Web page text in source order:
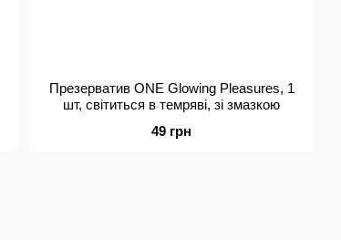
Презерватив ONE Glowing Pleasures, 1
шт, світиться в темряві, зі змазкою
49 грн